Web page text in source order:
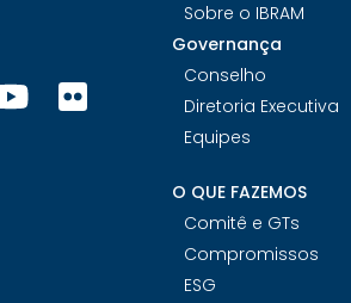
Sobre o IBRAM
Governança
Conselho
Diretoria Executiva
Equipes
O QUE FAZEMOS
Comitê e GTs
Compromissos
ESG